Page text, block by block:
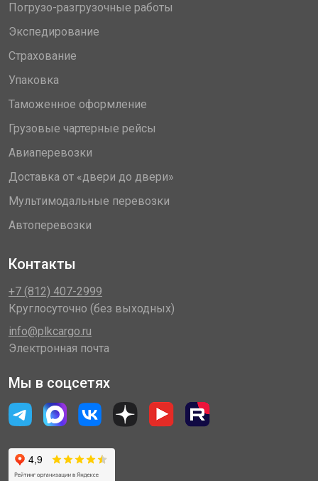
Погрузо-разгрузочные работы
Экспедирование
Страхование
Упаковка
Таможенное оформление
Грузовые чартерные рейсы
Авиаперевозки
Доставка от «двери до двери»
Мультимодальные перевозки
Автоперевозки
Контакты
+7 (812) 407-2999
Круглосуточно (без выходных)
info@plkcargo.ru
Электронная почта
Мы в соцсетях